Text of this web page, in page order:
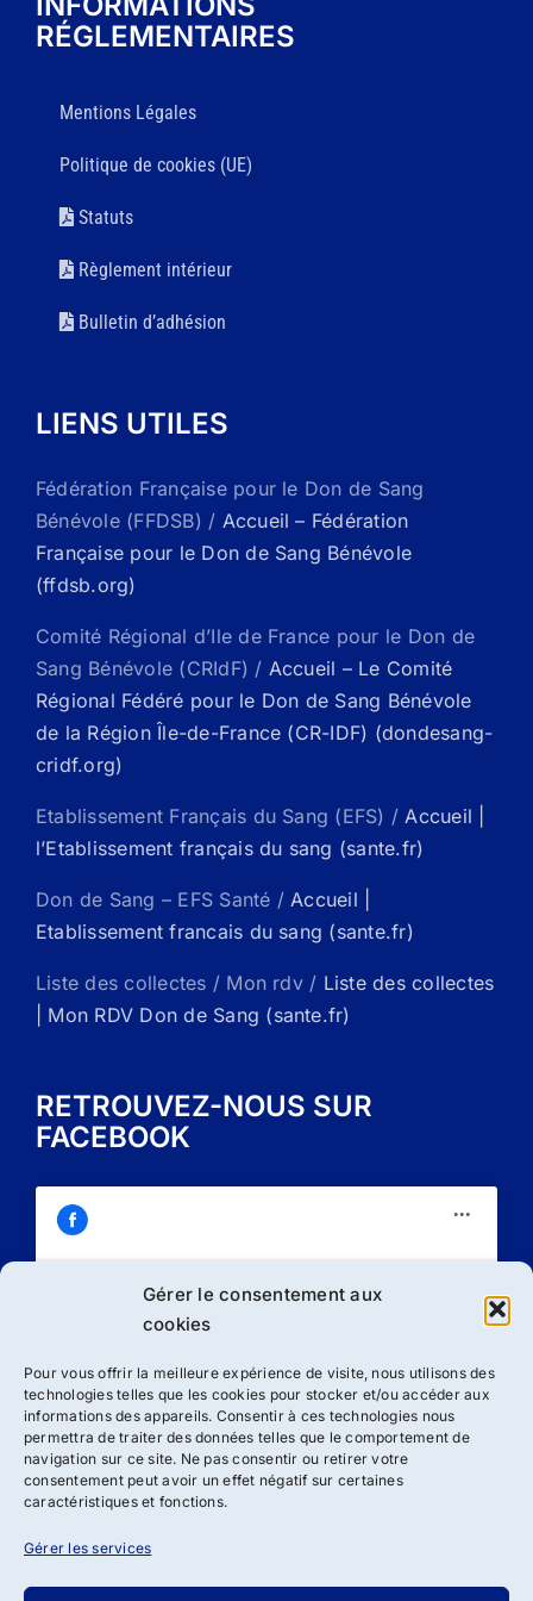
Gérer le consentement aux
cookies
Pour vous offrir la meilleure expérience de visite, nous utilisons des
technologies telles que les cookies pour stocker et/ou accéder aux
informations des appareils. Consentir à ces technologies nous
permettra de traiter des données telles que le comportement de
navigation sur ce site. Ne pas consentir ou retirer votre
consentement peut avoir un effet négatif sur certaines
caractéristiques et fonctions.
Gérer les services
RÉGLEMENTAIRES
Mentions Légales
Politique de cookies (UE)
Statuts
Règlement intérieur
Bulletin d’adhésion
LIENS UTILES
Fédération Française pour le Don de Sang
Bénévole (FFDSB) / Accueil – Fédération
Française pour le Don de Sang Bénévole
(ffdsb.org)
Comité Régional d’Ile de France pour le Don de
Sang Bénévole (CRIdF) / Accueil – Le Comité
Régional Fédéré pour le Don de Sang Bénévole
de la Région Île-de-France (CR-IDF) (dondesang-
cridf.org)
Etablissement Français du Sang (EFS) /Accueil |
l’Etablissement français du sang (sante.fr)
Don de Sang – EFS Santé /Accueil |
Etablissement francais du sang (sante.fr)
Liste des collectes / Mon rdv / Liste des collectes
| Mon RDV Don de Sang (sante.fr)
RETROUVEZ-NOUS SUR
FACEBOOK
Cliquez sur « J’accepte » pour activer
J’accepte